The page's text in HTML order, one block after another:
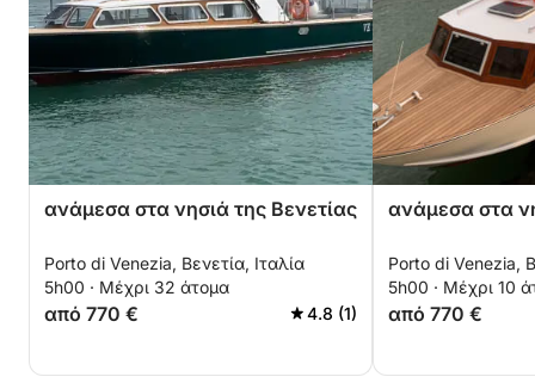
ανάμεσα στα νησιά της Βενετίας
Porto di Venezia, Βενετία, Ιταλία
5h00 · Μέχρι 32 άτομα
από 770 € 4.8 (1)
ανάμεσα στα
Porto di Venezia,
5h00 · Μέχρι 10
από 770 €